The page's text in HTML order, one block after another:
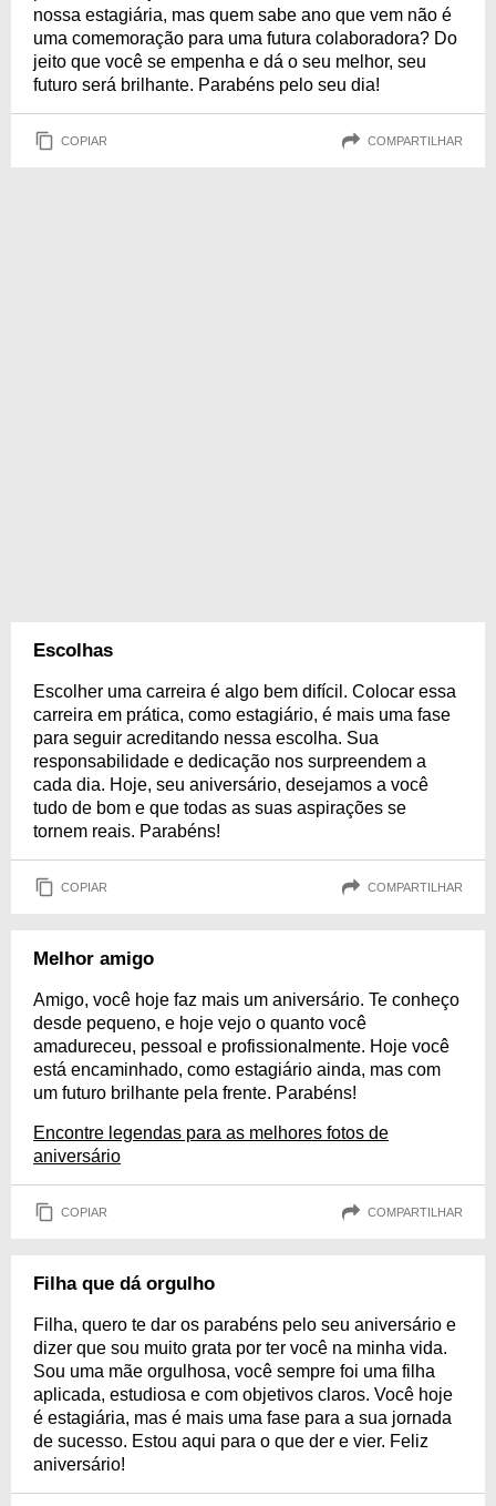
nossa estagiária, mas quem sabe ano que vem não é
uma comemoração para uma futura colaboradora? Do
jeito que você se empenha e dá o seu melhor, seu
futuro será brilhante. Parabéns pelo seu dia!
COPIAR COMPARTILHAR
Escolhas
Escolher uma carreira é algo bem difícil. Colocar essa
carreira em prática, como estagiário, é mais uma fase
para seguir acreditando nessa escolha. Sua
responsabilidade e dedicação nos surpreendem a
cada dia. Hoje, seu aniversário, desejamos a você
tudo de bom e que todas as suas aspirações se
tornem reais. Parabéns!
COPIAR COMPARTILHAR
Melhor amigo
Amigo, você hoje faz mais um aniversário. Te conheço
desde pequeno, e hoje vejo o quanto você
amadureceu, pessoal e profissionalmente. Hoje você
está encaminhado, como estagiário ainda, mas com
um futuro brilhante pela frente. Parabéns!
Encontre legendas para as melhores fotos de
aniversário
COPIAR COMPARTILHAR
Filha que dá orgulho
Filha, quero te dar os parabéns pelo seu aniversário e
dizer que sou muito grata por ter você na minha vida.
Sou uma mãe orgulhosa, você sempre foi uma filha
aplicada, estudiosa e com objetivos claros. Você hoje
é estagiária, mas é mais uma fase para a sua jornada
de sucesso. Estou aqui para o que der e vier. Feliz
aniversário!